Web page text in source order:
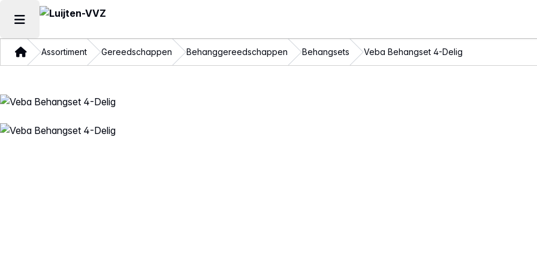
Hoofdmenu openen
ThuisAssortiment Gereedschappen Behanggereedschappen Behangsets Veba Behangset 4-Delig